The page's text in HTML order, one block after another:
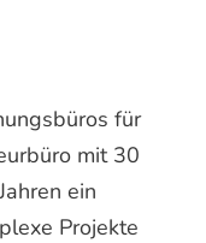
für
mit 30
ein
Projekte